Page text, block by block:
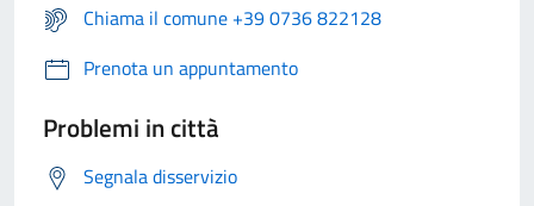
Chiama il comune +39 0736 822128
Prenota un appuntamento
Problemi in città
Segnala disservizio